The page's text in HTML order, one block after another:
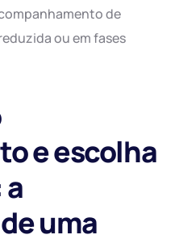
de
ou em fases
e escolha
uma